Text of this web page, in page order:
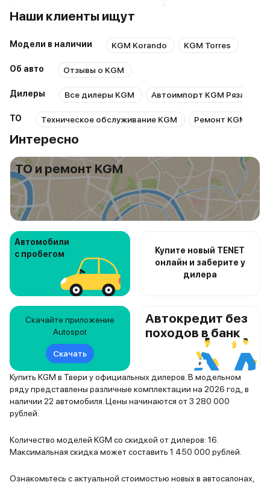
Наши клиенты ищут
Модели в наличии KGM Korando KGM Torres
Об авто Отзывы о KGM
Дилеры Все дилеры KGM Автоимпорт KGM Рязань
ТО Техническое обслуживание KGM Ремонт KGM
Интересно
ТО и ремонт KGM
Автомобили
с пробегом
Купите новый TENET
онлайн и заберите у
дилера
Скачайте приложение
Autospot
Скачать
Автокредит без
походов в банк
Купить KGM в Твери у официальных дилеров. В модельном
ряду представлены различные комплектации на 2026 год, в
наличии 22 автомобиля. Цены начинаются от 3 280 000
рублей.
Количество моделей KGM со скидкой от дилеров: 16.
Максимальная скидка может составить 1 450 000 рублей.
Ознакомьтесь с актуальной стоимостью новых в автосалонах,